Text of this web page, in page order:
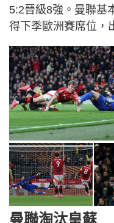
5:2晉級8強。曼聯基
得下季歐洲賽席位，
曼聯淘汰皇蘇